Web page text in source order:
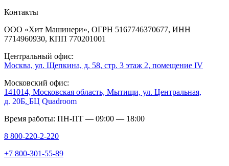
Контакты
ООО «Хит Машинери», ОГРН 5167746370677, ИНН
7714960930, КПП 770201001
Центральный офис:
Москва, ул. Щепкина, д. 58, стр. 3 этаж 2, помещение IV
Московский офис:
141014, Московская область, Мытищи, ул. Центральная,
д. 20Б, БЦ Quadroom
Время работы: ПН-ПТ — 09:00 — 18:00
8 800-220-2-220
+7 800-301-55-89